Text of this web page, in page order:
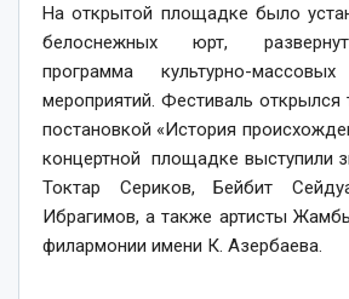
На открытой площадке было
белоснежных юрт,
программа культурно-
мероприятий. Фестиваль открылся
постановкой «История
концертной площадке выступили
Токтар Сериков, Бейбит
Ибрагимов, а также артисты
филармонии имени К. Азербаева.